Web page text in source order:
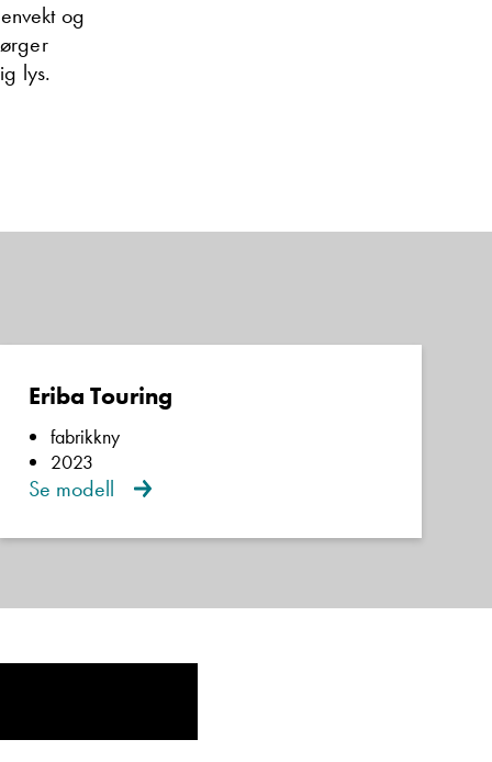
og
lys.
Eriba Touring
fabrikkny
2023
Se modell